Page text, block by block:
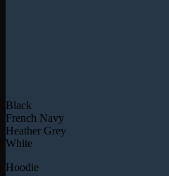
Black
French Navy
Heather Grey
White
Hoodie